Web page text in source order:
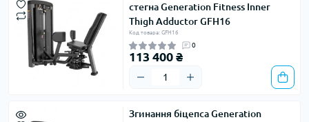
стегна Generation Fitness Inner
Thigh Adductor GFH16
Код товара: GFH16
0
113 400 ₴
Згинання біцепса Generation